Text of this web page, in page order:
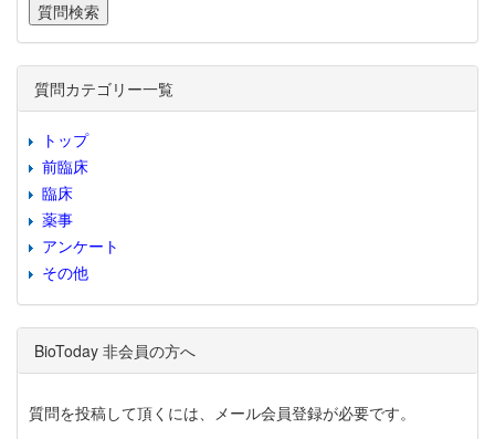
質問カテゴリー一覧
トップ
前臨床
臨床
薬事
アンケート
その他
BioToday 非会員の方へ
質問を投稿して頂くには、メール会員登録が必要です。